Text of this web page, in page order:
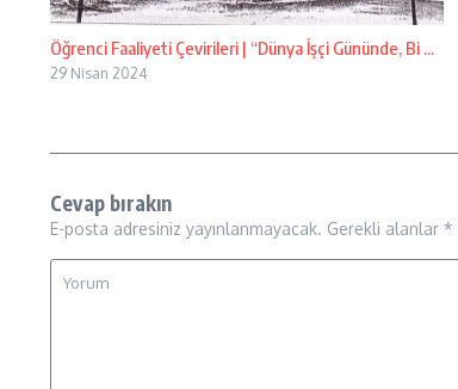
Öğrenci Faaliyeti Çevirileri | “Dünya İşçi Gününde, Bi ...
29 Nisan 2024
Cevap bırakın
E-posta adresiniz yayınlanmayacak. Gerekli alanlar *